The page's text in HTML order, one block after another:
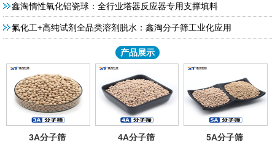
鑫淘惰性氧化铝瓷球：全行业塔器反应器专用支撑填料
氟化工+高纯试剂全品类溶剂脱水：鑫淘分子筛工业化应用
产品展示
3A分子筛 4A分子筛 5A分子筛